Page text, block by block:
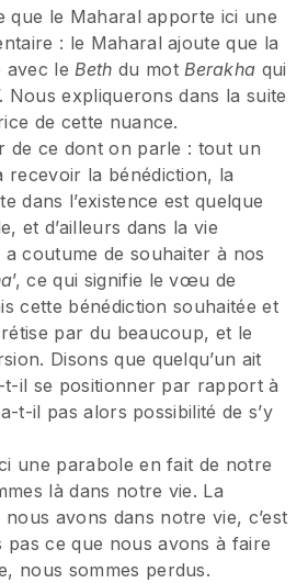
que le Maharal apporte ici une
: le Maharal ajoute que la
avec le Beth du mot Berakha qui
Nous expliquerons dans la suite
de cette nuance.
de ce dont on parle : tout un
la bénédiction, la
dans l’existence est quelque
et d’ailleurs dans la vie
coutume de souhaiter à nos
’, ce qui signifie le vœu de
cette bénédiction souhaitée et
par du beaucoup, et le
Disons que quelqu’un ait
t-il se positionner par rapport à
t-il pas alors possibilité de s’y
une parabole en fait de notre
là dans notre vie. La
avons dans notre vie, c’est
pas ce que nous avons à faire
nous sommes perdus.